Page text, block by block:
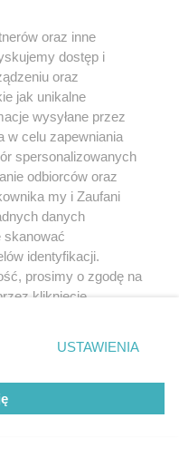
oraz inne
dostęp i
oraz
jak unikalne
wysyłane przez
w celu zapewniania
spersonalizowanych
odbiorców oraz
my i Zaufani
danych
skanować
identyfikacji.
prosimy o zgodę na
kliknięcie
prywatności
strony
wymagają zgody
się takiemu
zastosowanie tylko
USTAWIENIA